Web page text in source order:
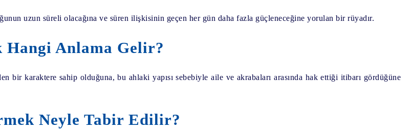
uzun süreli olacağına ve süren ilişkisinin geçen her gün daha fazla güçleneceğine yorulan bir rüyadır.
Hangi Anlama Gelir?
bir karaktere sahip olduğuna, bu ahlaki yapısı sebebiyle aile ve akrabaları arasında hak ettiği itibarı gördüğüne
Neyle Tabir Edilir?